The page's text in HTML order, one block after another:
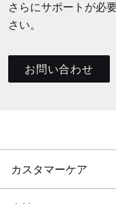
さらにサポートが必
さい。
お問い合わせ
カスタマーケア